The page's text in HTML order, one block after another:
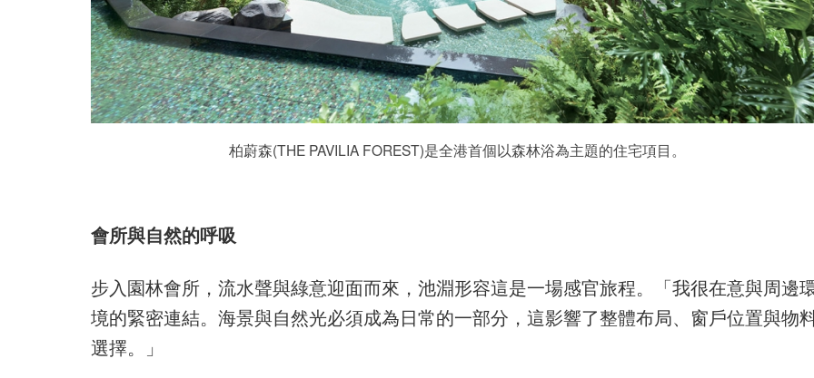
柏蔚森(THE PAVILIA FOREST)是全港首個以森林浴為主題的住宅項目。
會所與自然的呼吸
步入園林會所，流水聲與綠意迎面而來，池淵形容這是一場感官旅程。「我很在意與周邊
境的緊密連結。海景與自然光必須成為日常的一部分，這影響了整體布局、窗戶位置與物
選擇。」